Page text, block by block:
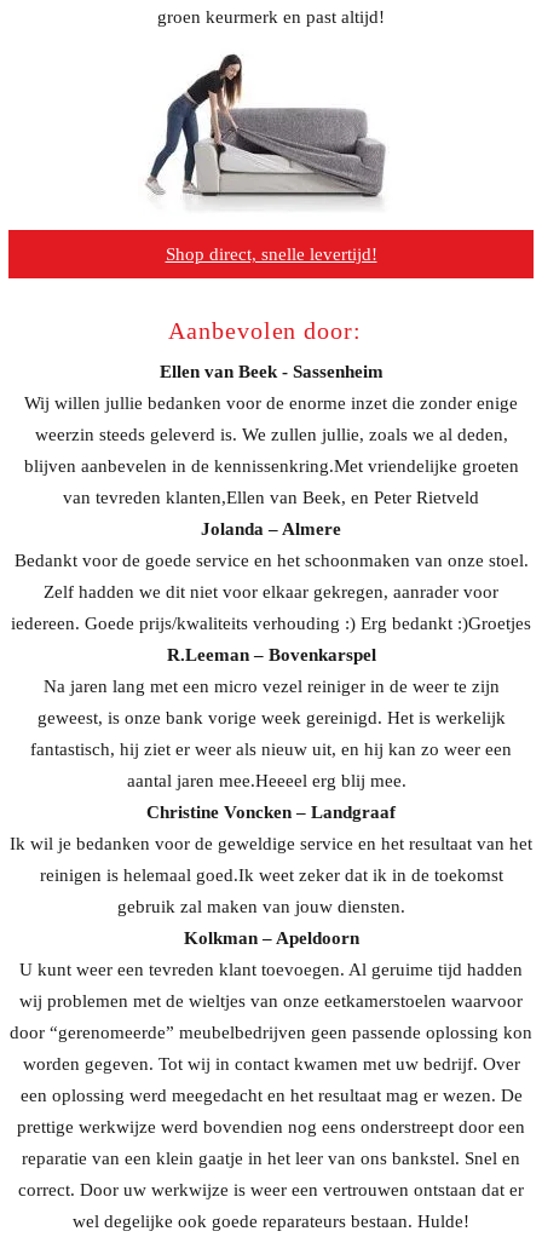
groen keurmerk en past altijd!
Shop direct, snelle levertijd!
Aanbevolen door:
Ellen van Beek - Sassenheim
Wij willen jullie bedanken voor de enorme inzet die zonder enige
weerzin steeds geleverd is. We zullen jullie, zoals we al deden,
blijven aanbevelen in de kennissenkring.Met vriendelijke groeten
van tevreden klanten,Ellen van Beek, en Peter Rietveld
Jolanda – Almere
Bedankt voor de goede service en het schoonmaken van onze stoel.
Zelf hadden we dit niet voor elkaar gekregen, aanrader voor
iedereen. Goede prijs/kwaliteits verhouding :) Erg bedankt :)Groetjes
R.Leeman – Bovenkarspel
Na jaren lang met een micro vezel reiniger in de weer te zijn
geweest, is onze bank vorige week gereinigd. Het is werkelijk
fantastisch, hij ziet er weer als nieuw uit, en hij kan zo weer een
aantal jaren mee.Heeeel erg blij mee.
Christine Voncken – Landgraaf
Ik wil je bedanken voor de geweldige service en het resultaat van het
reinigen is helemaal goed.Ik weet zeker dat ik in de toekomst
gebruik zal maken van jouw diensten.
Kolkman – Apeldoorn
U kunt weer een tevreden klant toevoegen. Al geruime tijd hadden
wij problemen met de wieltjes van onze eetkamerstoelen waarvoor
door “gerenomeerde” meubelbedrijven geen passende oplossing kon
worden gegeven. Tot wij in contact kwamen met uw bedrijf. Over
een oplossing werd meegedacht en het resultaat mag er wezen. De
prettige werkwijze werd bovendien nog eens onderstreept door een
reparatie van een klein gaatje in het leer van ons bankstel. Snel en
correct. Door uw werkwijze is weer een vertrouwen ontstaan dat er
wel degelijke ook goede reparateurs bestaan. Hulde!